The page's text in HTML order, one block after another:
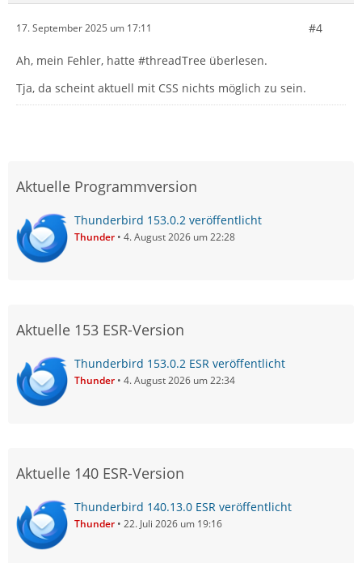
17. September 2025 um 17:11 #4
Ah, mein Fehler, hatte #threadTree überlesen.
Tja, da scheint aktuell mit CSS nichts möglich zu sein.
Aktuelle Programmversion
Thunderbird 153.0.2 veröffentlicht
Thunder 4. August 2026 um 22:28
Aktuelle 153 ESR-Version
Thunderbird 153.0.2 ESR veröffentlicht
Thunder 4. August 2026 um 22:34
Aktuelle 140 ESR-Version
Thunderbird 140.13.0 ESR veröffentlicht
Thunder 22. Juli 2026 um 19:16